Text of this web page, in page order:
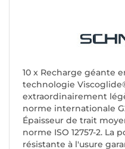
10 x Recharge géante
technologie
extraordinairement
norme internationale
Épaisseur de trait
norme ISO 12757-2. La
résistante à l'usure